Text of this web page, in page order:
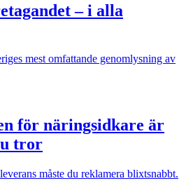
– i alla
mest omfattande genomlysning av
för näringsidkare är
tror
måste du reklamera blixtsnabbt.